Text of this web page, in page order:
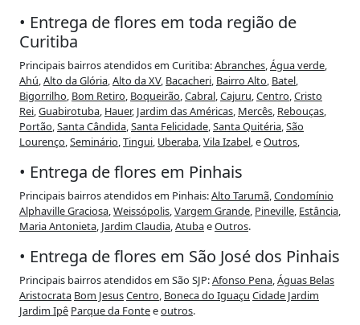
• Entrega de flores em toda região de
Curitiba
Principais bairros atendidos em Curitiba:Abranches,Água verde,
Ahú,Alto da Glória,Alto da XV, Bacacheri, Bairro Alto, Batel,
Bigorrilho, Bom Retiro, Boqueirão,Cabral,Cajuru,Centro,Cristo
Rei,Guabirotuba, Hauer, Jardim das Américas, Mercês, Rebouças,
Portão,Santa Cândida,Santa Felicidade,Santa Quitéria,São
Lourenço,Seminário,Tingui, Uberaba,Vila Izabel, eOutros,
• Entrega de flores em Pinhais
Principais bairros atendidos em Pinhais:Alto Tarumã,Condomínio
Alphaville Graciosa,Weissópolis,Vargem Grande, Pineville, Estância,
Maria Antonieta, Jardim Claudia,AtubaeOutros.
• Entrega de flores em São José dos Pinhais
Principais bairros atendidos em São SJP:Afonso Pena,Águas Belas
Aristocrata Bom JesusCentro, Boneca do Iguaçu Cidade Jardim
Jardim Ipê Parque da Fonteeoutros.